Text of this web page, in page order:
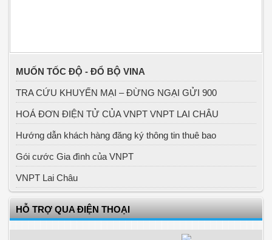
MUỐN TỐC ĐỘ - ĐỔ BỘ VINA
TRA CỨU KHUYẾN MẠI – ĐỪNG NGẠI GỬI 900
HOÁ ĐƠN ĐIỆN TỬ CỦA VNPT VNPT LAI CHÂU
Hướng dẫn khách hàng đăng ký thông tin thuê bao
Gói cước Gia đình của VNPT
VNPT Lai Châu
HỖ TRỢ QUA ĐIỆN THOẠI